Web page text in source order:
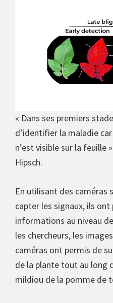
« Dans ses premiers
d’identifier la maladie
n’est visible sur la feuille
Hipsch.
En utilisant des caméras
capter les signaux, ils
informations au niveau
les chercheurs, les
caméras ont permis de
de la plante tout au long
mildiou de la pomme de